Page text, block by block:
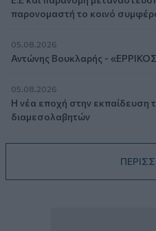
παρονομαστή το κοινό
05.08.2026
Αντώνης Βουκλαρής -
05.08.2026
Η νέα εποχή στην εκπαίδευση
διαμεσολαβητών